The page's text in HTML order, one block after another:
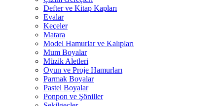
Defter ve Kitap Kapları
Evalar
Keçeler
Matara
Model Hamurlar ve Kalıpları
Mum Boyalar
Müzik Aletleri
Oyun ve Proje Hamurları
Parmak Boyalar
Pastel Boyalar
Ponpon ve Şöniller